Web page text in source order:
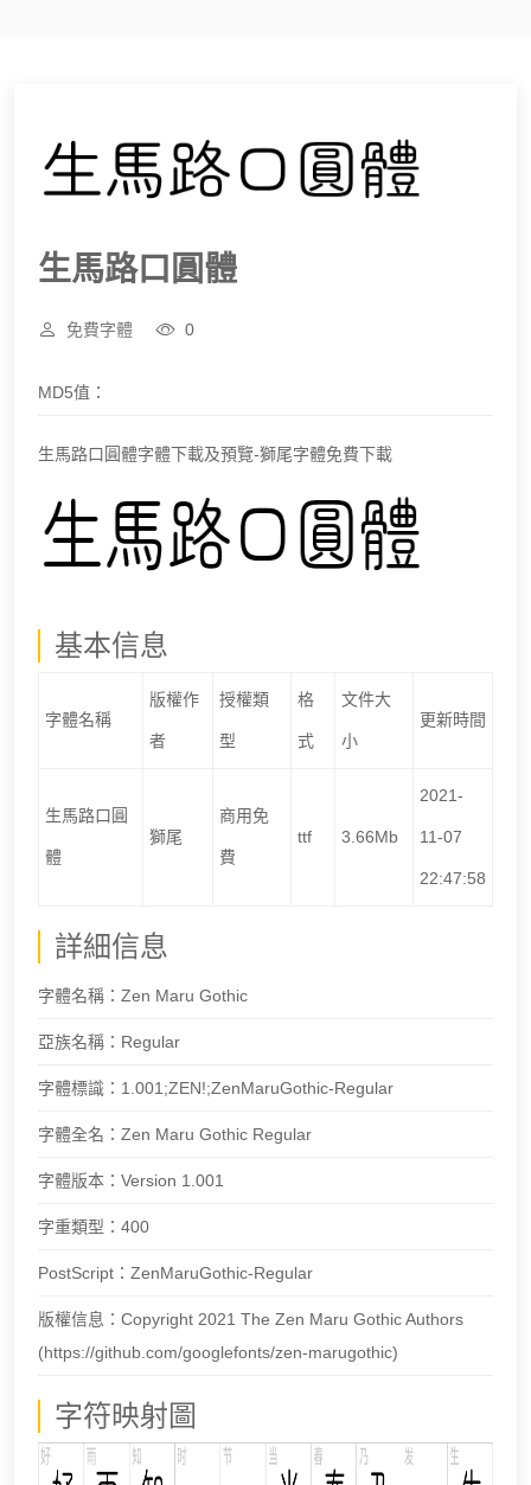
生馬路口圓體
免費字體 0
MD5值：
生馬路口圓體字體下載及預覽-獅尾字體免費下載
基本信息
字體名稱
版權作
者
授權類
型
格
式
文件大
小
更新時間
生馬路口圓
體
獅尾
商用免
費
ttf 3.66Mb
2021-
11-07
22:47:58
詳細信息
字體名稱：Zen Maru Gothic
亞族名稱：Regular
字體標識：1.001;ZEN!;ZenMaruGothic-Regular
字體全名：Zen Maru Gothic Regular
字體版本：Version 1.001
字重類型：400
PostScript：ZenMaruGothic-Regular
版權信息：Copyright 2021 The Zen Maru Gothic Authors
(https://github.com/googlefonts/zen-marugothic)
字符映射圖